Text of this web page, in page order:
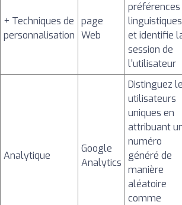
+ Techniques de
personnalisation
page
Web
préférences
linguistiques
et identifie
session de
l'utilisateur
Analytique
Google
Analytics
Distinguez
utilisateurs
uniques en
attribuant
numéro
généré de
manière
aléatoire
comme